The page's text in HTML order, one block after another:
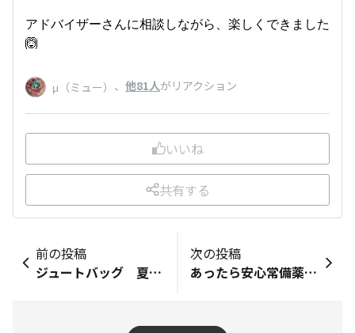
アドバイザーさんに相談しながら、楽しくできました
🙆
μ（ミュー） 、 他81人がリアクション
いいね
共有する
前の投稿
ジュートバッグ 夏仕様
次の投稿
あったら安心常備薬ボックス